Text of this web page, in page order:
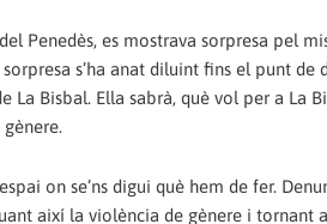
Penedès, es mostrava sorpresa pel
s’ha anat diluint fins el punt
La Bisbal. Ella sabrà, què vol per a La
on se’ns digui què hem de fer.
així la violència de gènere i tornant